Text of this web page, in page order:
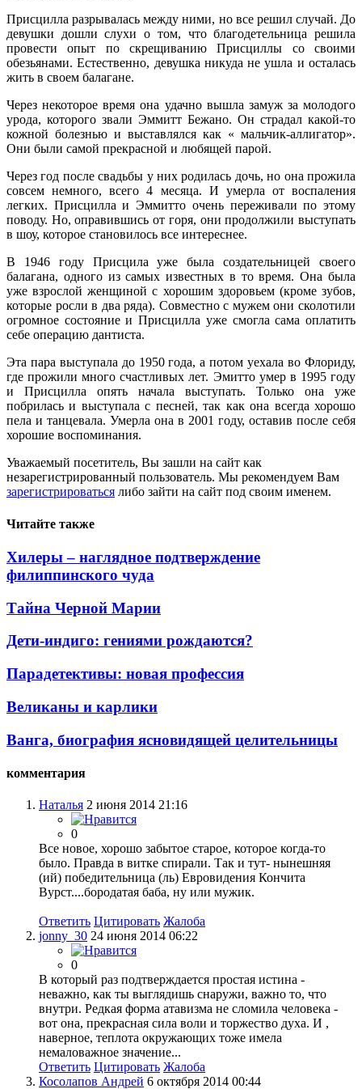
Присцилла разрывалась между ними, но все решил случай. До
девушки дошли слухи о том, что благодетельница решила
провести опыт по скрещиванию Присциллы со своими
обезьянами. Естественно, девушка никуда не ушла и осталась
жить в своем балагане.
Через некоторое время она удачно вышла замуж за молодого
урода, которого звали Эммитт Бежано. Он страдал какой-то
кожной болезнью и выставлялся как « мальчик-аллигатор».
Они были самой прекрасной и любящей парой.
Через год после свадьбы у них родилась дочь, но она прожила
совсем немного, всего 4 месяца. И умерла от воспаления
легких. Присцилла и Эммитто очень переживали по этому
поводу. Но, оправившись от горя, они продолжили выступать
в шоу, которое становилось все интереснее.
В 1946 году Присцила уже была создательницей своего
балагана, одного из самых известных в то время. Она была
уже взрослой женщиной с хорошим здоровьем (кроме зубов,
которые росли в два ряда). Совместно с мужем они сколотили
огромное состояние и Присцилла уже смогла сама оплатить
себе операцию дантиста.
Эта пара выступала до 1950 года, а потом уехала во Флориду,
где прожили много счастливых лет. Эмитто умер в 1995 году
и Присцилла опять начала выступать. Только она уже
побрилась и выступала с песней, так как она всегда хорошо
пела и танцевала. Умерла она в 2001 году, оставив после себя
хорошие воспоминания.
Уважаемый посетитель, Вы зашли на сайт как
незарегистрированный пользователь. Мы рекомендуем Вам
зарегистрироваться либо зайти на сайт под своим именем.
Читайте также
Хилеры – наглядное подтверждение
филиппинского чуда
Тайна Черной Марии
Дети-индиго: гениями рождаются?
Парадетективы: новая профессия
Великаны и карлики
Ванга, биография ясновидящей целительницы
комментария
Наталья 2 июня 2014 21:16
0
Все новое, хорошо забытое старое, которое когда-то
было. Правда в витке спирали. Так и тут- нынешняя
(ий) победительница (ль) Евровидения Кончита
Вурст....бородатая баба, ну или мужик.
Ответить Цитировать Жалоба
jonny_30 24 июня 2014 06:22
0
В который раз подтверждается простая истина -
неважно, как ты выглядишь снаружи, важно то, что
внутри. Редкая форма атавизма не сломила человека -
вот она, прекрасная сила воли и торжество духа. И ,
наверное, теплота окружающих тоже имела
немаловажное значение...
Ответить Цитировать Жалоба
Косолапов Андрей 6 октября 2014 00:44